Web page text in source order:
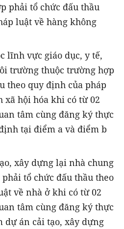
phải tổ chức đấu thầu
luật về hàng không
lĩnh vực giáo dục, y tế,
trường thuộc trường hợp
theo quy định của pháp
hội hóa khi có từ 02
tâm cùng đăng ký thực
tại điểm a và điểm b
xây dựng lại nhà chung
tổ chức đấu thầu theo
về nhà ở khi có từ 02
tâm cùng đăng ký thực
dự án cải tạo, xây dựng